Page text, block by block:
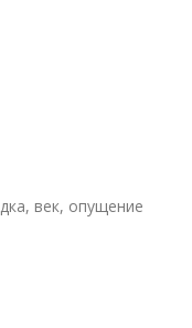
век, опущение